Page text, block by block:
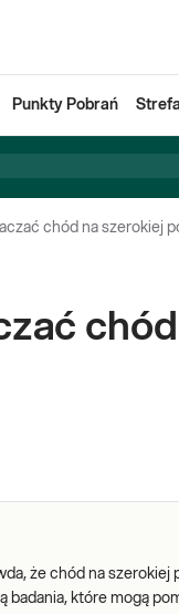
Punkty Pobrań
chód na szerokiej
że chód na
badania, które mogą